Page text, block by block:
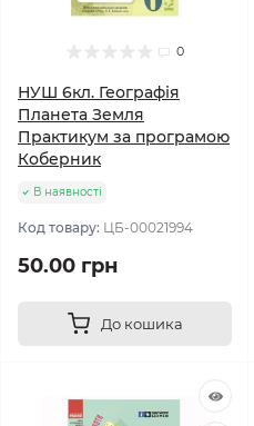
0
НУШ 6кл. Географія
Планета Земля
Практикум за програмою
Коберник
В наявності
Код товару: ЦБ-00021994
50.00 грн
До кошика